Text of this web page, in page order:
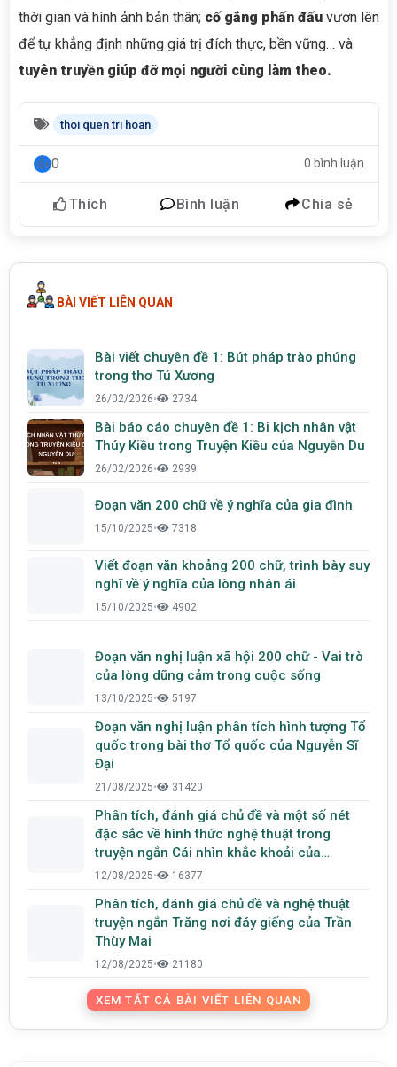
thời gian và hình ảnh bản thân; cố gắng phấn đấu vươn lên
để tự khẳng định những giá trị đích thực, bền vững… và
tuyên truyền giúp đỡ mọi người cùng làm theo.
thoi quen tri hoan
0 0 bình luận
Thích Bình luận Chia sẻ
BÀI VIẾT LIÊN QUAN
Bài viết chuyên đề 1: Bút pháp trào phúng
trong thơ Tú Xương
26/02/2026• 2734
Bài báo cáo chuyên đề 1: Bi kịch nhân vật
Thúy Kiều trong Truyện Kiều của Nguyễn Du
26/02/2026• 2939
Đoạn văn 200 chữ về ý nghĩa của gia đình
15/10/2025• 7318
Viết đoạn văn khoảng 200 chữ, trình bày suy
nghĩ về ý nghĩa của lòng nhân ái
15/10/2025• 4902
Đoạn văn nghị luận xã hội 200 chữ - Vai trò
của lòng dũng cảm trong cuộc sống
13/10/2025• 5197
Đoạn văn nghị luận phân tích hình tượng Tổ
quốc trong bài thơ Tổ quốc của Nguyễn Sĩ
Đại
21/08/2025• 31420
Phân tích, đánh giá chủ đề và một số nét
đặc sắc về hình thức nghệ thuật trong
truyện ngắn Cái nhìn khắc khoải của
Nguyễn Ngọc Tư
12/08/2025• 16377
Phân tích, đánh giá chủ đề và nghệ thuật
truyện ngắn Trăng nơi đáy giếng của Trần
Thùy Mai
12/08/2025• 21180
XEM TẤT CẢ BÀI VIẾT LIÊN QUAN